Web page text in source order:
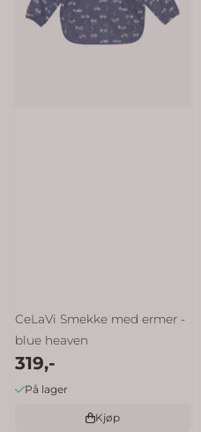
CeLaVi Smekke med ermer -
blue heaven
319,-
På lager
Kjøp